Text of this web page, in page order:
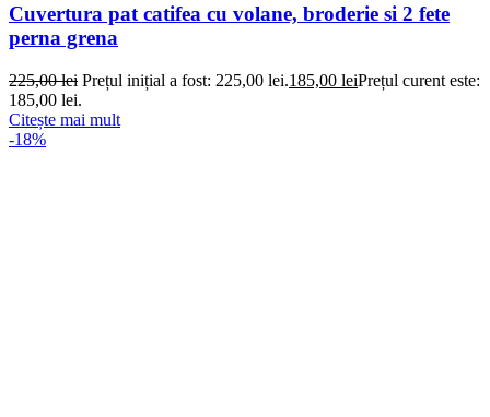
Cuvertura pat catifea cu volane, broderie si 2 fete
perna grena
225,00lei Prețul inițial a fost: 225,00 lei.185,00 leiPrețul curent este:
185,00 lei.
Citește mai mult
-18%